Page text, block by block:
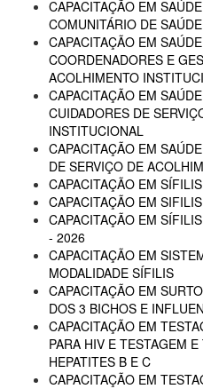
CAPACITAÇÃO EM
COMUNITÁRIO DE SAÚDE
CAPACITAÇÃO EM
COORDENADORES E
ACOLHIMENTO
CAPACITAÇÃO EM
CUIDADORES DE
INSTITUCIONAL
CAPACITAÇÃO EM
DE SERVIÇO DE
CAPACITAÇÃO EM
CAPACITAÇÃO EM
CAPACITAÇÃO EM
- 2026
CAPACITAÇÃO EM
MODALIDADE SÍFILIS
CAPACITAÇÃO EM
DOS 3 BICHOS E
CAPACITAÇÃO EM
PARA HIV E TESTAGEM
HEPATITES B E C
CAPACITAÇÃO EM